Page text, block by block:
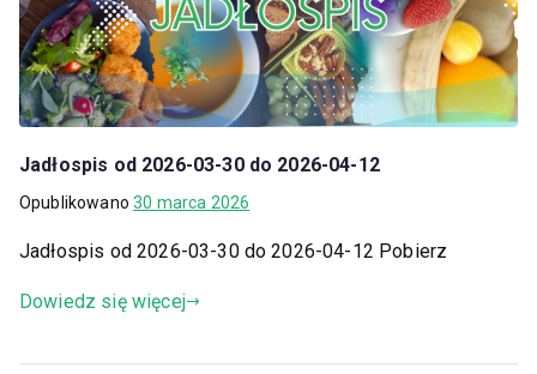
Jadłospis od 2026-03-30 do 2026-04-12
Opublikowano30 marca 2026
Jadłospis od 2026-03-30 do 2026-04-12 Pobierz
Dowiedz się więcej